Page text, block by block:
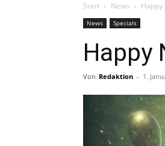
Start News Happy
News Specials
Happy
Von Redaktion - 1.